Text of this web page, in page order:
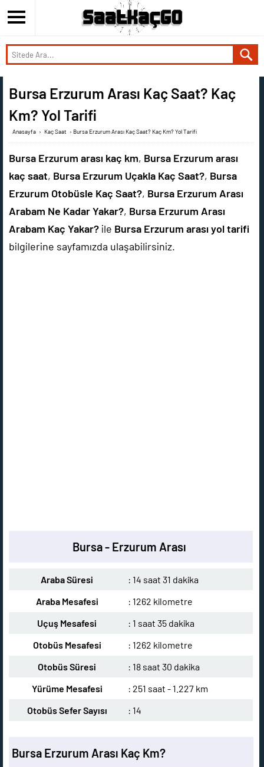
Bursa Erzurum Arası Kaç Saat? Kaç
Km? Yol Tarifi
Anasayfa › Kaç Saat › Bursa Erzurum Arası Kaç Saat? Kaç Km? Yol Tarifi
Bursa Erzurum arası kaç km, Bursa Erzurum arası
kaç saat, Bursa Erzurum Uçakla Kaç Saat?, Bursa
Erzurum Otobüsle Kaç Saat?, Bursa Erzurum Arası
Arabam Ne Kadar Yakar?, Bursa Erzurum Arası
Arabam Kaç Yakar? ile Bursa Erzurum arası yol tarifi
bilgilerine sayfamızda ulaşabilirsiniz.
Bursa - Erzurum Arası
Araba Süresi
: 14 saat 31 dakika
Araba Mesafesi
: 1262 kilometre
Uçuş Mesafesi
: 1 saat 35 dakika
Otobüs Mesafesi
: 1262 kilometre
Otobüs Süresi
: 18 saat 30 dakika
Yürüme Mesafesi
: 251 saat - 1.227 km
Otobüs Sefer Sayısı
: 14
Bursa Erzurum Arası Kaç Km?